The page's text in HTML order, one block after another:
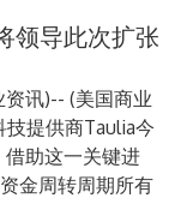
领导此次扩张
资讯)-- (美国商业
提供商Taulia今
助这一关键进
金周转周期所有